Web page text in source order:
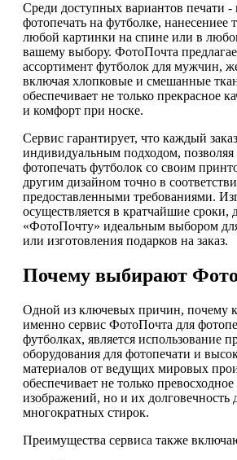
Среди доступных вариантов печати -
фотопечать на футболке, нанесениее
любой картинки на спине или в
вашему выбору. ФотоПочта
ассортимент футболок для мужчин,
включая хлопковые и смешанные
обеспечивает не только прекрасное
и комфорт при носке.
Сервис гарантирует, что каждый
индивидуальным подходом, позволяя
фотопечать футболок со своим
другим дизайном точно в
предоставленными требованиями.
осуществляется в кратчайшие сроки,
«ФотоПочту» идеальным выбором
или изготовления подарков на заказ.
Почему выбирают
Одной из ключевых причин, почему
именно сервис ФотоПочта для
футболках, является использование
оборудования для фотопечати и
материалов от ведущих мировых
обеспечивает не только превосходное
изображений, но и их долговечность
многократных стирок.
Преимущества сервиса также